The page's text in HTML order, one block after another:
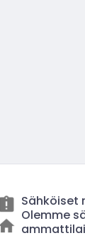
Sähköiset
Olemme